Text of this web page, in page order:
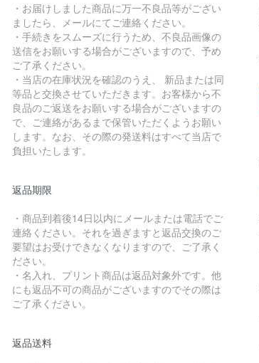
・お届けしました商品に万一不良品等がござい
ましたら、メールにてご連絡ください。
・手続きをスムーズに行うため、不良品画像の
送信をお願いする場合がございますので、予め
ご了承ください。
・当店の在庫状況を確認のうえ、 新品または同
等品と交換させていただきます。お客様から不
良品のご返送をお願いする場合がございますの
で、ご連絡があるまで保管いただくようお願い
します。なお、その際の発送料はすべて当店で
負担いたします。
返品期限
・商品到着後14日以内にメールまたは電話でご
連絡ください。それを過ぎますと返品交換のご
要望はお受けできなくなりますので、ご了承く
ださい。
・名入れ、プリント商品は返品対象外です。他
にも返品不可の商品がございますのでその際は
ご了承ください。
返品送料